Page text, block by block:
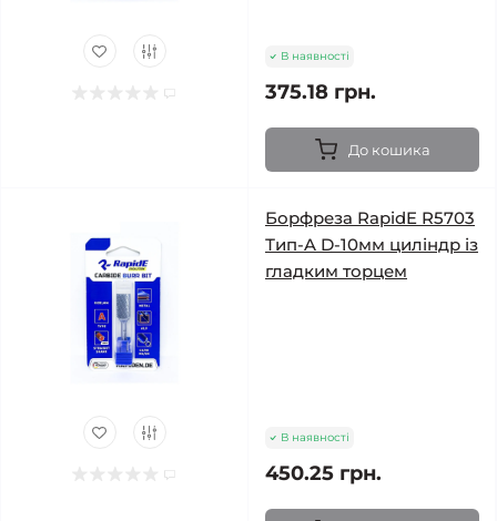
В наявності
375.18 грн.
До кошика
Борфреза RapidE R5703
Тип-A D-10мм циліндр із
гладким торцем
В наявності
450.25 грн.